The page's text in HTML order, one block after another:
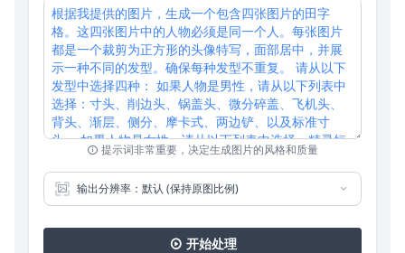
提示词非常重要，决定生成图片的风格和质量
输出分辨率：默认 (保持原图比例)
开始处理